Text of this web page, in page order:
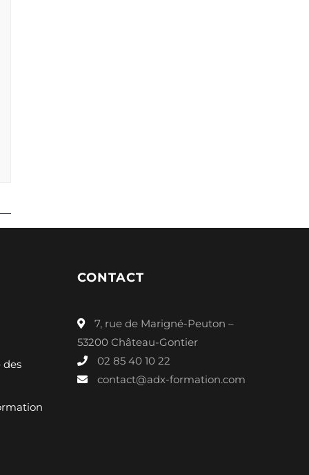
des
CONTACT
7, rue de Marigné-Peuton –
53200 Château-Gontier
02 85 40 10 22
contact@adx-formation.com